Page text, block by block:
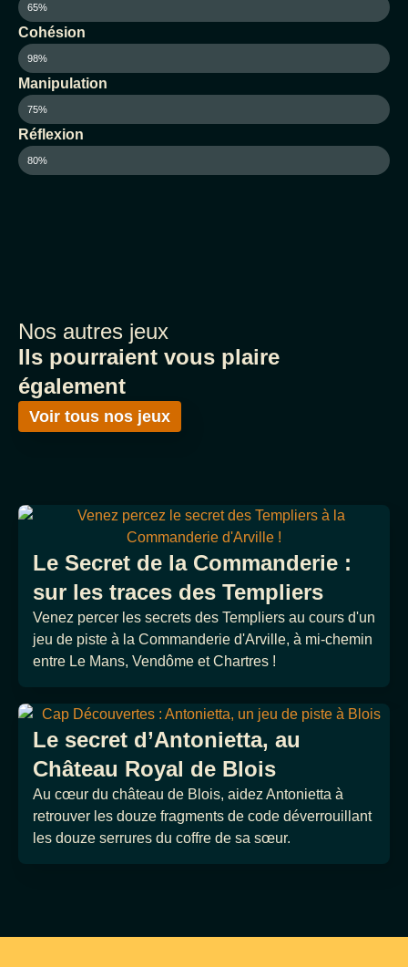
65%
Cohésion
98%
Manipulation
75%
Réflexion
80%
Nos autres jeux
Ils pourraient vous plaire
également
Voir tous nos jeux
Le Secret de la Commanderie :
sur les traces des Templiers
Venez percer les secrets des Templiers au cours d'un
jeu de piste à la Commanderie d'Arville, à mi-chemin
entre Le Mans, Vendôme et Chartres !
Le secret d’Antonietta, au
Château Royal de Blois
Au cœur du château de Blois, aidez Antonietta à
retrouver les douze fragments de code déverrouillant
les douze serrures du coffre de sa sœur.